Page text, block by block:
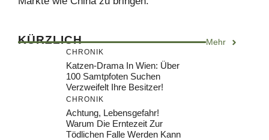
KÜRZLICH Mehr
CHRONIK
Katzen-Drama In Wien: Über
100 Samtpfoten Suchen
Verzweifelt Ihre Besitzer!
CHRONIK
Achtung, Lebensgefahr!
Warum Die Erntezeit Zur
Tödlichen Falle Werden Kann